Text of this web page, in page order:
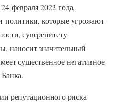
февраля 2022 года,
политики, которые угрожают
суверенитету
наносит значительный
существенное негативное
репутационного риска